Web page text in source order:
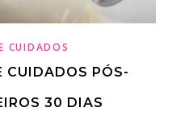
CUIDADOS
CUIDADOS PÓS-
30 DIAS